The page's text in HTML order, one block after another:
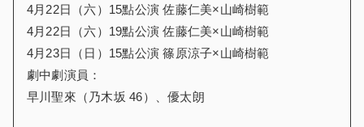
4月22日（六）15點公演 佐藤仁美×山崎樹範
4月22日（六）19點公演 佐藤仁美×山崎樹範
4月23日（日）15點公演 篠原涼子×山崎樹範
劇中劇演員：
早川聖來（乃木坂 46）、優太朗